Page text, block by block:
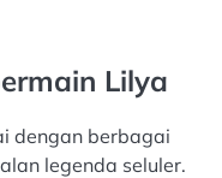
Lilya
dengan berbagai
legenda seluler.